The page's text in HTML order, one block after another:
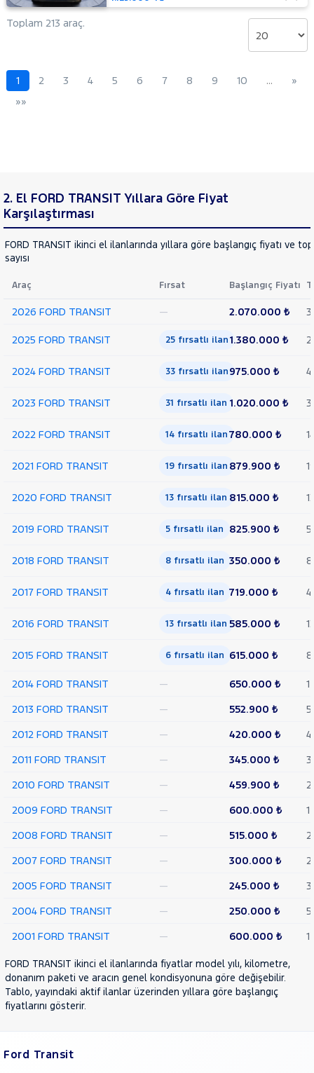
14+1
Minibüs
Tek
440 E
16+1
Minibüs
Tek
Teker
Minibüs
Çift
Arka
KAMYONET
KASALI
300
FWD
EKSTRA
ŞASI
350 ED
UZUN
ARKA
VAN
L
350 L
TAVAN
CUSTOM
ISUZU
Iveco
Jaecoo
KIA
LANCIA
BENZ
MINI
Toplam 213 araç.
1 2 3 4 5 6 7 8 9 10 …
»
»»
2. El FORD TRANSIT Yıllara Göre Fiyat
Karşılaştırması
FORD TRANSIT ikinci el ilanlarında yıllara göre başlangıç fiyatı ve
sayısı
Araç Fırsat Başlangıç Fiyatı
2026 FORD TRANSIT — 2.070.000 ₺ 3
2025 FORD TRANSIT 25 fırsatlı ilan1.380.000 ₺
2024 FORD TRANSIT 33 fırsatlı ilan975.000 ₺ 41
2023 FORD TRANSIT 31 fırsatlı ilan 1.020.000 ₺
2022 FORD TRANSIT 14 fırsatlı ilan780.000 ₺
2021 FORD TRANSIT 19 fırsatlı ilan 879.900 ₺
2020 FORD TRANSIT 13 fırsatlı ilan 815.000 ₺
2019 FORD TRANSIT 5 fırsatlı ilan 825.900 ₺ 5
2018 FORD TRANSIT 8 fırsatlı ilan 350.000 ₺ 8
2017 FORD TRANSIT 4 fırsatlı ilan 719.000 ₺ 4
2016 FORD TRANSIT 13 fırsatlı ilan 585.000 ₺
2015 FORD TRANSIT 6 fırsatlı ilan 615.000 ₺ 8
2014 FORD TRANSIT — 650.000 ₺
1
2013 FORD TRANSIT
— 552.900 ₺
5
2012 FORD TRANSIT
— 420.000 ₺
4
2011 FORD TRANSIT
— 345.000 ₺
3
2010 FORD TRANSIT
— 459.900 ₺
2
2009 FORD TRANSIT
— 600.000 ₺
1
2008 FORD TRANSIT
— 515.000 ₺
2
2007 FORD TRANSIT
— 300.000 ₺
2
2005 FORD TRANSIT
— 245.000 ₺
3
2004 FORD TRANSIT
— 250.000 ₺
5
2001 FORD TRANSIT
— 600.000 ₺ 1
FORD TRANSIT ikinci el ilanlarında fiyatlar model yılı, kilometre,
donanım paketi ve aracın genel kondisyonuna göre değişebilir.
Tablo, yayındaki aktif ilanlar üzerinden yıllara göre başlangıç
fiyatlarını gösterir.
Ford Transit